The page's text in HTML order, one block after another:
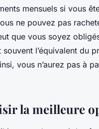
mensuels si vous
ne pouvez pas
que vous soyez
l’équivalent du
vous n’aurez pas à
la meilleure